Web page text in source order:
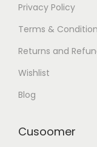
Privacy Policy
Terms & Condition
Returns and
Wishlist
Blog
Cusoomer